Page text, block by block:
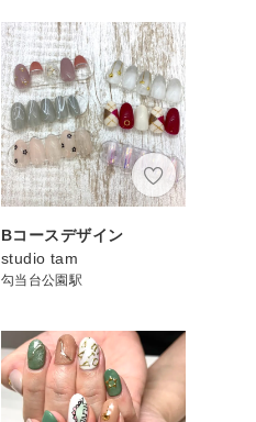
Bコースデザイン
studio tam
勾当台公園駅